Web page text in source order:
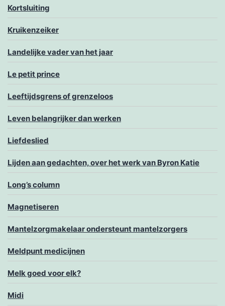
Kortsluiting
Kruikenzeiker
Landelijke vader van het jaar
Le petit prince
Leeftijdsgrens of grenzeloos
Leven belangrijker dan werken
Liefdeslied
Lijden aan gedachten, over het werk van Byron Katie
Long’s column
Magnetiseren
Mantelzorgmakelaar ondersteunt mantelzorgers
Meldpunt medicijnen
Melk goed voor elk?
Midi